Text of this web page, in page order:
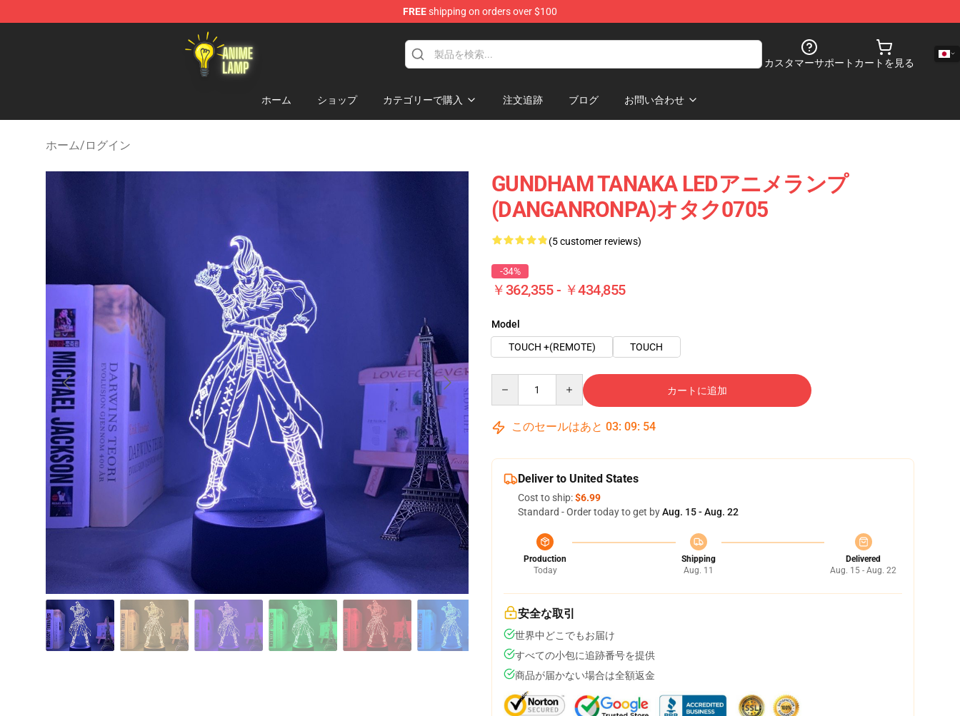
FREEshipping on orders over $100
Anime Lamp Shop - The Best Store of Anime Lamp
カスタマーサポート カートを見る
ホーム ショップ カテゴリーで購入 注文追跡 ブログ お問い合わせ
ホーム/ ログイン
GUNDHAM TANAKA LEDアニメランプ
(DANGANRONPA)オタク0705
(5 customer reviews)
-34%
￥362,355 - ￥434,855
Model
TOUCH +(REMOTE)
TOUCH
カートに追加
このセールはあと 03: 09: 53
Deliver to United States
Cost to ship:$6.99
Standard - Order today to get byAug. 15 - Aug. 22
Production
Today
Shipping
Aug. 11
Delivered
Aug. 15 - Aug. 22
安全な取引
世界中どこでもお届け
すべての小包に追跡番号を提供
商品が届かない場合は全額返金